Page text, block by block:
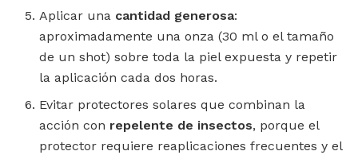
Aplicar una cantidad generosa:
aproximadamente una onza (30 ml o el tamaño
de un shot) sobre toda la piel expuesta y repetir
la aplicación cada dos horas.
Evitar protectores solares que combinan la
acción con repelente de insectos, porque el
protector requiere reaplicaciones frecuentes y el